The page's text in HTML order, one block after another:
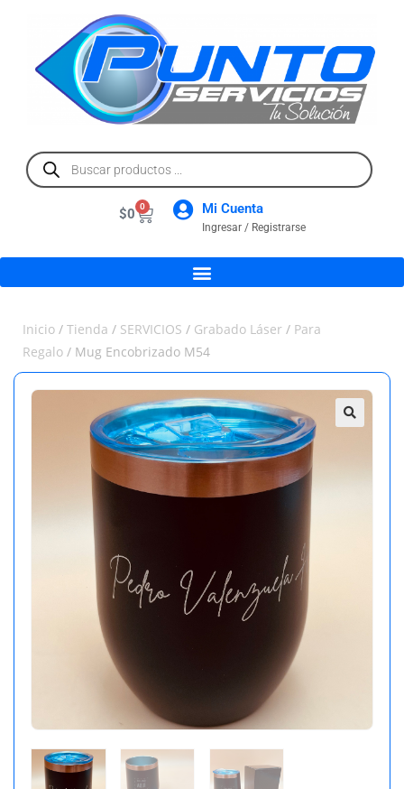
$0 0 Mi Cuenta
Ingresar / Registrarse
Inicio / Tienda / SERVICIOS / Grabado Láser / Para
Regalo / Mug Encobrizado M54